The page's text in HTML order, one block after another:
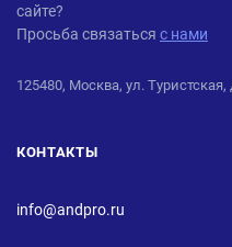
сайте?
Просьба связаться с нами
125480, Москва, ул.
КОНТАКТЫ
info@andpro.ru